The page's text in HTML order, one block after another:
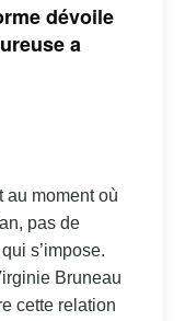
dévoile
a
au moment où
pas de
s’impose.
Bruneau
cette relation